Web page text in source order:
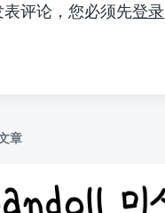
表评论，您必须先登录
章